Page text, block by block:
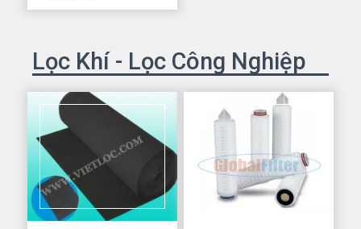
Lọc Khí - Lọc Công Nghiệp